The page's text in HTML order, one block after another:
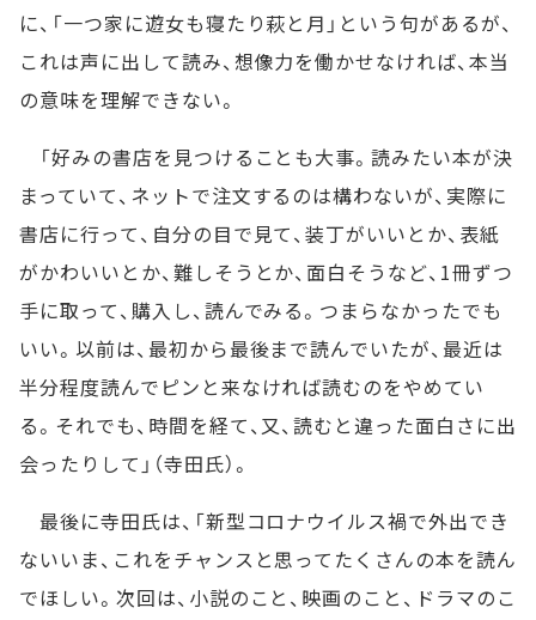
に、「一つ家に遊女も寝たり萩と月」という句があるが、
これは声に出して読み、想像力を働かせなければ、本当
の意味を理解できない。
「好みの書店を見つけることも大事。読みたい本が決
まっていて、ネットで注文するのは構わないが、実際に
書店に行って、自分の目で見て、装丁がいいとか、表紙
がかわいいとか、難しそうとか、面白そうなど、1冊ずつ
手に取って、購入し、読んでみる。つまらなかったでも
いい。以前は、最初から最後まで読んでいたが、最近は
半分程度読んでピンと来なければ読むのをやめてい
る。それでも、時間を経て、又、読むと違った面白さに出
会ったりして」（寺田氏）。
最後に寺田氏は、「新型コロナウイルス禍で外出でき
ないいま、これをチャンスと思ってたくさんの本を読ん
でほしい。次回は、小説のこと、映画のこと、ドラマのこ